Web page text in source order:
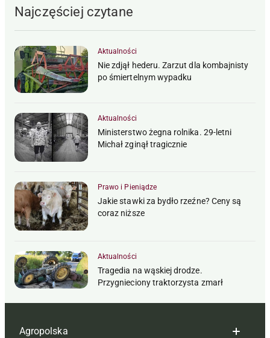
Najczęściej czytane
Aktualności
Nie zdjął hederu. Zarzut dla kombajnisty
po śmiertelnym wypadku
Aktualności
Ministerstwo żegna rolnika. 29-letni
Michał zginął tragicznie
Prawo i Pieniądze
Jakie stawki za bydło rzeźne? Ceny są
coraz niższe
Aktualności
Tragedia na wąskiej drodze.
Przygnieciony traktorzysta zmarł
Agropolska